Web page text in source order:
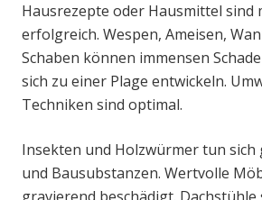
Hausrezepte oder Hausmittel sind
erfolgreich. Wespen, Ameisen,
Schaben können immensen
sich zu einer Plage entwickeln.
Techniken sind optimal.
Insekten und Holzwürmer tun sich
und Bausubstanzen. Wertvolle